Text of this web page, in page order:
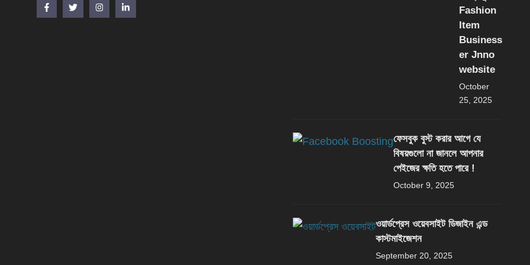
Fashion
Item
Business
er Jnno
website
October
25, 2025
ফেসবুক বুস্ট করার আগে যে
বিষয়গুলো না জানলে আপনার
পেইজের ক্ষতি হতে পারে !
October 9, 2025
ওয়ার্ডপ্রেস ওয়েবসাইট ডিজাইন এন্ড
কাস্টমাইজেশন
September 20, 2025